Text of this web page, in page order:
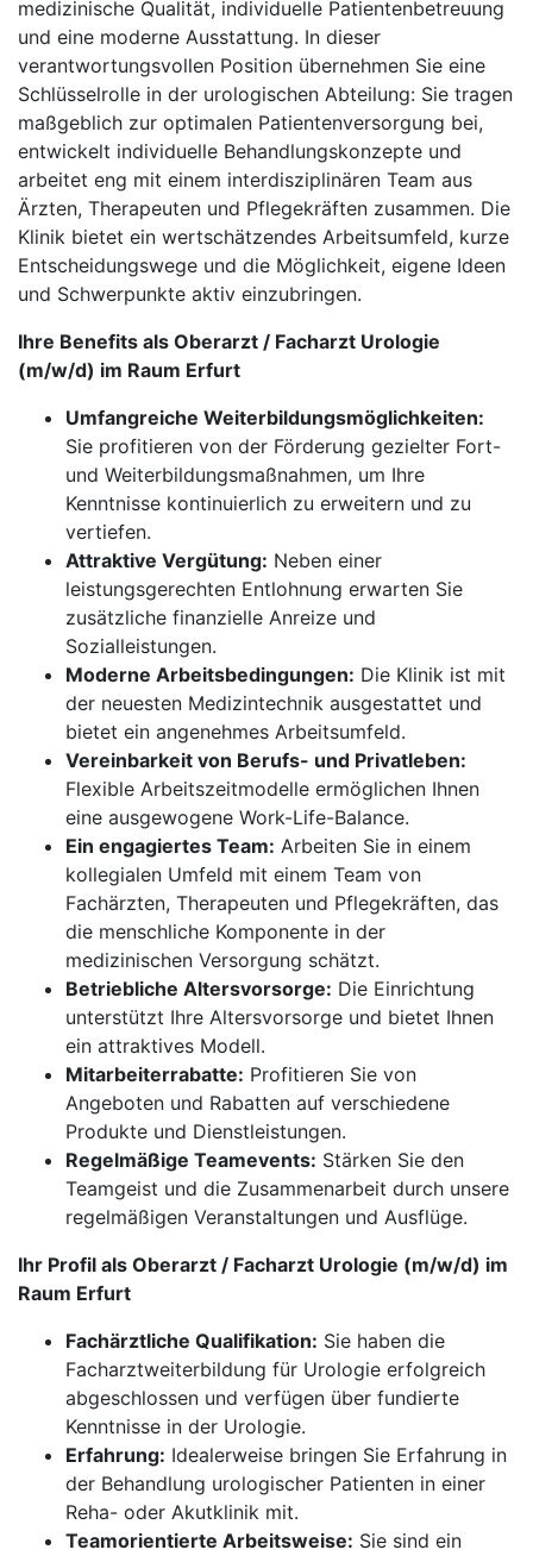
medizinische Qualität, individuelle Patientenbetreuung
und eine moderne Ausstattung. In dieser
verantwortungsvollen Position übernehmen Sie eine
Schlüsselrolle in der urologischen Abteilung: Sie tragen
maßgeblich zur optimalen Patientenversorgung bei,
entwickelt individuelle Behandlungskonzepte und
arbeitet eng mit einem interdisziplinären Team aus
Ärzten, Therapeuten und Pflegekräften zusammen. Die
Klinik bietet ein wertschätzendes Arbeitsumfeld, kurze
Entscheidungswege und die Möglichkeit, eigene Ideen
und Schwerpunkte aktiv einzubringen.
Ihre Benefits als Oberarzt / Facharzt Urologie
(m/w/d) im Raum Erfurt
Umfangreiche Weiterbildungsmöglichkeiten:
Sie profitieren von der Förderung gezielter Fort-
und Weiterbildungsmaßnahmen, um Ihre
Kenntnisse kontinuierlich zu erweitern und zu
vertiefen.
Attraktive Vergütung: Neben einer
leistungsgerechten Entlohnung erwarten Sie
zusätzliche finanzielle Anreize und
Sozialleistungen.
Moderne Arbeitsbedingungen: Die Klinik ist mit
der neuesten Medizintechnik ausgestattet und
bietet ein angenehmes Arbeitsumfeld.
Vereinbarkeit von Berufs- und Privatleben:
Flexible Arbeitszeitmodelle ermöglichen Ihnen
eine ausgewogene Work-Life-Balance.
Ein engagiertes Team: Arbeiten Sie in einem
kollegialen Umfeld mit einem Team von
Fachärzten, Therapeuten und Pflegekräften, das
die menschliche Komponente in der
medizinischen Versorgung schätzt.
Betriebliche Altersvorsorge: Die Einrichtung
unterstützt Ihre Altersvorsorge und bietet Ihnen
ein attraktives Modell.
Mitarbeiterrabatte: Profitieren Sie von
Angeboten und Rabatten auf verschiedene
Produkte und Dienstleistungen.
Regelmäßige Teamevents: Stärken Sie den
Teamgeist und die Zusammenarbeit durch unsere
regelmäßigen Veranstaltungen und Ausflüge.
Ihr Profil als Oberarzt / Facharzt Urologie (m/w/d) im
Raum Erfurt
Fachärztliche Qualifikation: Sie haben die
Facharztweiterbildung für Urologie erfolgreich
abgeschlossen und verfügen über fundierte
Kenntnisse in der Urologie.
Erfahrung: Idealerweise bringen Sie Erfahrung in
der Behandlung urologischer Patienten in einer
Reha- oder Akutklinik mit.
Teamorientierte Arbeitsweise: Sie sind ein